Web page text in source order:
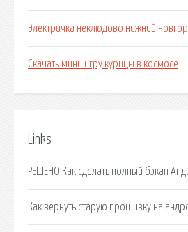
Электричка неклюдово нижний
Скачать мини игру курицы в космосе
Links
РЕШЕНО Как сделать полный бэкап
Как вернуть старую прошивку на